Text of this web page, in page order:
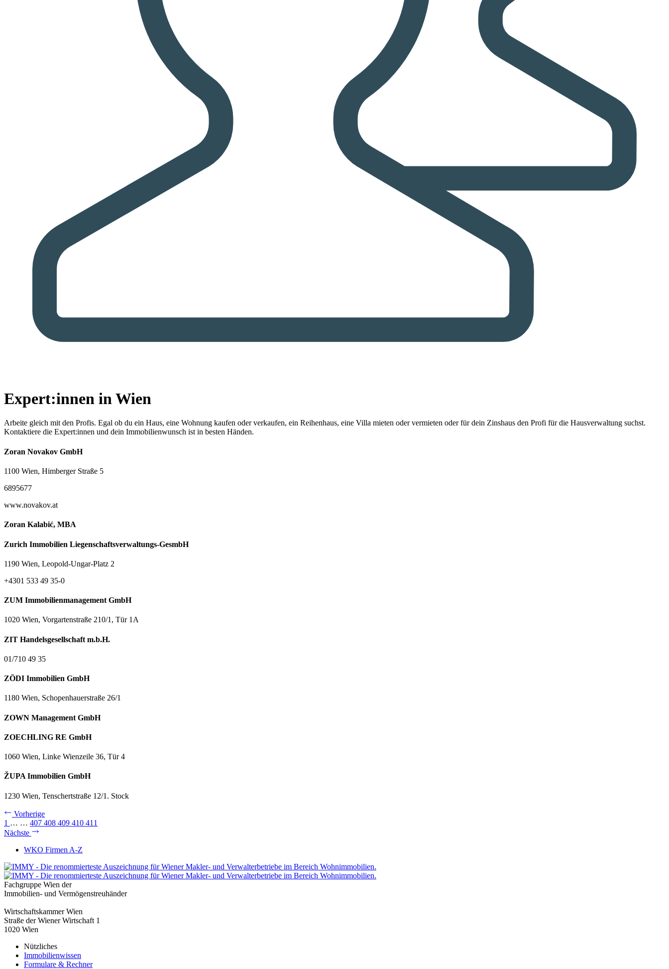
Expert:innen in Wien
Arbeite gleich mit den Profis. Egal ob du ein Haus, eine Wohnung kaufen oder verkaufen, ein Reihenhaus, eine Villa mieten oder vermieten oder für dein Zinshaus den Profi für die Hausverwaltung suchst.
Kontaktiere die Expert:innen und dein Immobilienwunsch ist in besten Händen.
Zoran Novakov GmbH
1100 Wien, Himberger Straße 5
6895677
www.novakov.at
Zoran Kalabić, MBA
Zurich Immobilien Liegenschaftsverwaltungs-GesmbH
1190 Wien, Leopold-Ungar-Platz 2
+4301 533 49 35-0
ZUM Immobilienmanagement GmbH
1020 Wien, Vorgartenstraße 210/1, Tür 1A
ZIT Handelsgesellschaft m.b.H.
01/710 49 35
ZÖDI Immobilien GmbH
1180 Wien, Schopenhauerstraße 26/1
ZOWN Management GmbH
ZOECHLING RE GmbH
1060 Wien, Linke Wienzeile 36, Tür 4
ŽUPA Immobilien GmbH
1230 Wien, Tenschertstraße 12/1. Stock
Vorherige
1 … … 407 408 409 410 411
Nächste
WKO Firmen A-Z
Fachgruppe Wien der
Immobilien- und Vermögenstreuhänder
Wirtschaftskammer Wien
Straße der Wiener Wirtschaft 1
1020 Wien
Nützliches
Immobilienwissen
Formulare & Rechner